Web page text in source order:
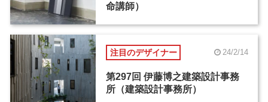
命講師）
注目のデザイナー 24/2/14
第297回 伊藤博之建築設計事務
所（建築設計事務所）